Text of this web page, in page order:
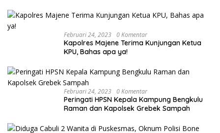
Februari 24, 2023 0 Komentar
Kapolres Majene Terima Kunjungan Ketua
KPU, Bahas apa ya!
Februari 24, 2023 0 Komentar
Peringati HPSN Kepala Kampung Bengkulu
Raman dan Kapolsek Grebek Sampah